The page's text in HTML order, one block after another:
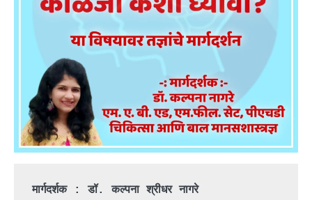
मार्गदर्शक : डॉ. कल्पना श्रीधर नागरे